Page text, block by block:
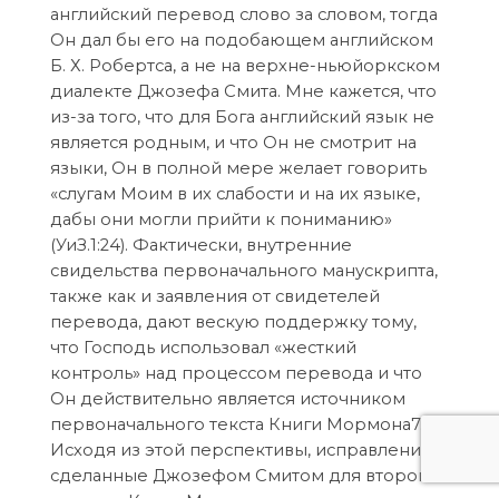
английский перевод слово за словом, тогда
Он дал бы его на подобающем английском
Б. Х. Робертса, а не на верхне-ньюйоркском
диалекте Джозефа Смита. Мне кажется, что
из-за того, что для Бога английский язык не
является родным, и что Он не смотрит на
языки, Он в полной мере желает говорить
«слугам Моим в их слабости и на их языке,
дабы они могли прийти к пониманию»
(УиЗ.1:24). Фактически, внутренние
свидельства первоначального манускрипта,
также как и заявления от свидетелей
перевода, дают вескую поддержку тому,
что Господь использовал «жесткий
контроль» над процессом перевода и что
Он действительно является источником
первоначального текста Книги Мормона7.
Исходя из этой перспективы, исправления,
сделанные Джозефом Смитом для второго